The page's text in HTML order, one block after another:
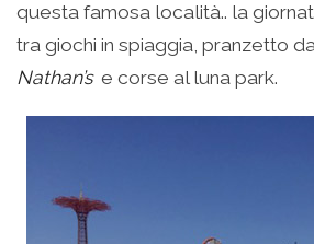
questa famosa località.. la
tra giochi in spiaggia, pranzetto
Nathan’se corse al luna park.